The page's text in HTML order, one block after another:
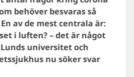
behöver besvaras så
av de mest centrala är:
i luften? – det är något
universitet och
nu söker svar